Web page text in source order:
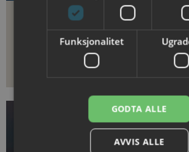
Barnas jul med Erik
Onsdag 16. desember
Mari
Ruud
Onsdag
Funksjonalitet
GODTA ALLE
AVVIS ALLE